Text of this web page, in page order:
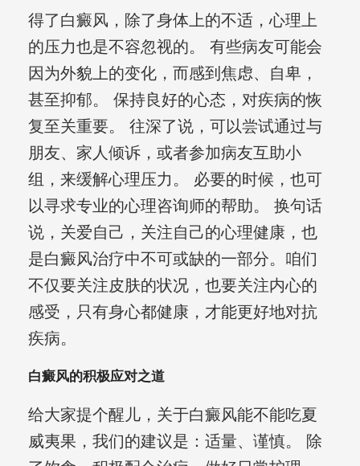
得了白癜风，除了身体上的不适，心理上
的压力也是不容忽视的。 有些病友可能会
因为外貌上的变化，而感到焦虑、自卑，
甚至抑郁。 保持良好的心态，对疾病的恢
复至关重要。 往深了说，可以尝试通过与
朋友、家人倾诉，或者参加病友互助小
组，来缓解心理压力。 必要的时候，也可
以寻求专业的心理咨询师的帮助。 换句话
说，关爱自己，关注自己的心理健康，也
是白癜风治疗中不可或缺的一部分。咱们
不仅要关注皮肤的状况，也要关注内心的
感受，只有身心都健康，才能更好地对抗
疾病。
白癜风的积极应对之道
给大家提个醒儿，关于白癜风能不能吃夏
威夷果，我们的建议是：适量、谨慎。 除